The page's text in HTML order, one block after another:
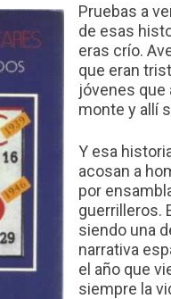
Pruebas a
de esas
eras crío.
que eran
jóvenes que
monte y allí
Y esa
acosan a
por
guerrilleros.
siendo una
narrativa
el año que
siempre la